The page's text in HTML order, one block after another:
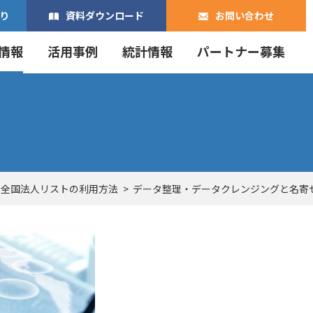
報 活用事例 統計情報 パートナー募集
資料ダウンロード お問い合わせ
国法人リストの利用方法 データ整理・データクレンジングと名寄